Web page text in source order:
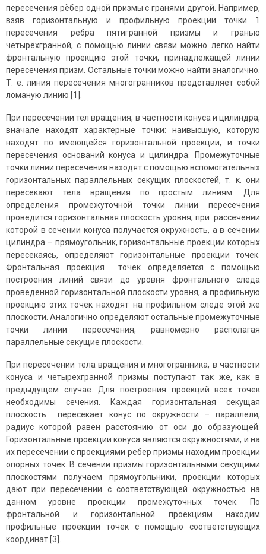
пересечения рёбер одной призмы с гранями другой. Например,
взяв горизонтальную и профильную проекции точки 1
пересечения ребра пятигранной призмы и гранью
четырёхгранной, с помощью линии связи можно легко найти
фронтальную проекцию этой точки, принадлежащей линии
пересечения призм. Остальные точки можно найти аналогично.
Т. е. линия пересечения многогранников представляет собой
ломаную линию [1].
При пересечении тел вращения, в частности конуса и цилиндра,
вначале находят характерные точки: наивысшую, которую
находят по имеющейся горизонтальной проекции, и точки
пересечения оснований конуса и цилиндра. Промежуточные
точки линии пересечения находят с помощью вспомогательных
горизонтальных параллельных секущих плоскостей, т. к. они
пересекают тела вращения по простым линиям. Для
определения промежуточной точки линии пересечения
проведится горизонтальная плоскость уровня, при рассечении
которой в сечении конуса получается окружность, а в сечении
цилиндра – прямоугольник, горизонтальные проекции которых
пересекаясь, определяют горизонтальные проекции точек.
Фронтальная проекция точек определяется с помощью
построения линий связи до уровня фронтального следа
проведенной горизонтальной плоскости уровня, а профильную
проекцию этих точек находят на профильном следе этой же
плоскости. Аналогично определяют остальные промежуточные
точки линии пересечения, равномерно располагая
параллельные секущие плоскости.
При пересечении тела вращения и многогранника, в частности
конуса и четырехгранной призмы поступают так же, как в
предыдущем случае. Для построения проекций всех точек
необходимы сечения. Каждая горизонтальная секущая
плоскость пересекает конус по окружности – параллели,
радиус которой равен расстоянию от оси до образующей.
Горизонтальные проекции конуса являются окружностями, и на
их пересечении с проекциями ребер призмы находим проекции
опорных точек. В сечении призмы горизонтальными секущими
плоскостями получаем прямоугольники, проекции которых
дают при пересечении с соответствующей окружностью на
данном уровне проекции промежуточных точек. По
фронтальной и горизонтальной проекциям находим
профильные проекции точек с помощью соответствующих
координат [3].